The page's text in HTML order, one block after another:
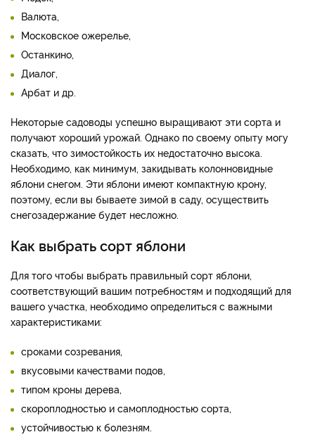
Валюта,
Московское ожерелье,
Останкино,
Диалог,
Арбат и др.
Некоторые садоводы успешно выращивают эти сорта и
получают хороший урожай. Однако по своему опыту могу
сказать, что зимостойкость их недостаточно высока.
Необходимо, как минимум, закидывать колонновидные
яблони снегом. Эти яблони имеют компактную крону,
поэтому, если вы бываете зимой в саду, осуществить
снегозадержание будет несложно.
Как выбрать сорт яблони
Для того чтобы выбрать правильный сорт яблони,
соответствующий вашим потребностям и подходящий для
вашего участка, необходимо определиться с важными
характеристиками:
сроками созревания,
вкусовыми качествами подов,
типом кроны дерева,
скороплодностью и самоплодностью сорта,
устойчивостью к болезням.